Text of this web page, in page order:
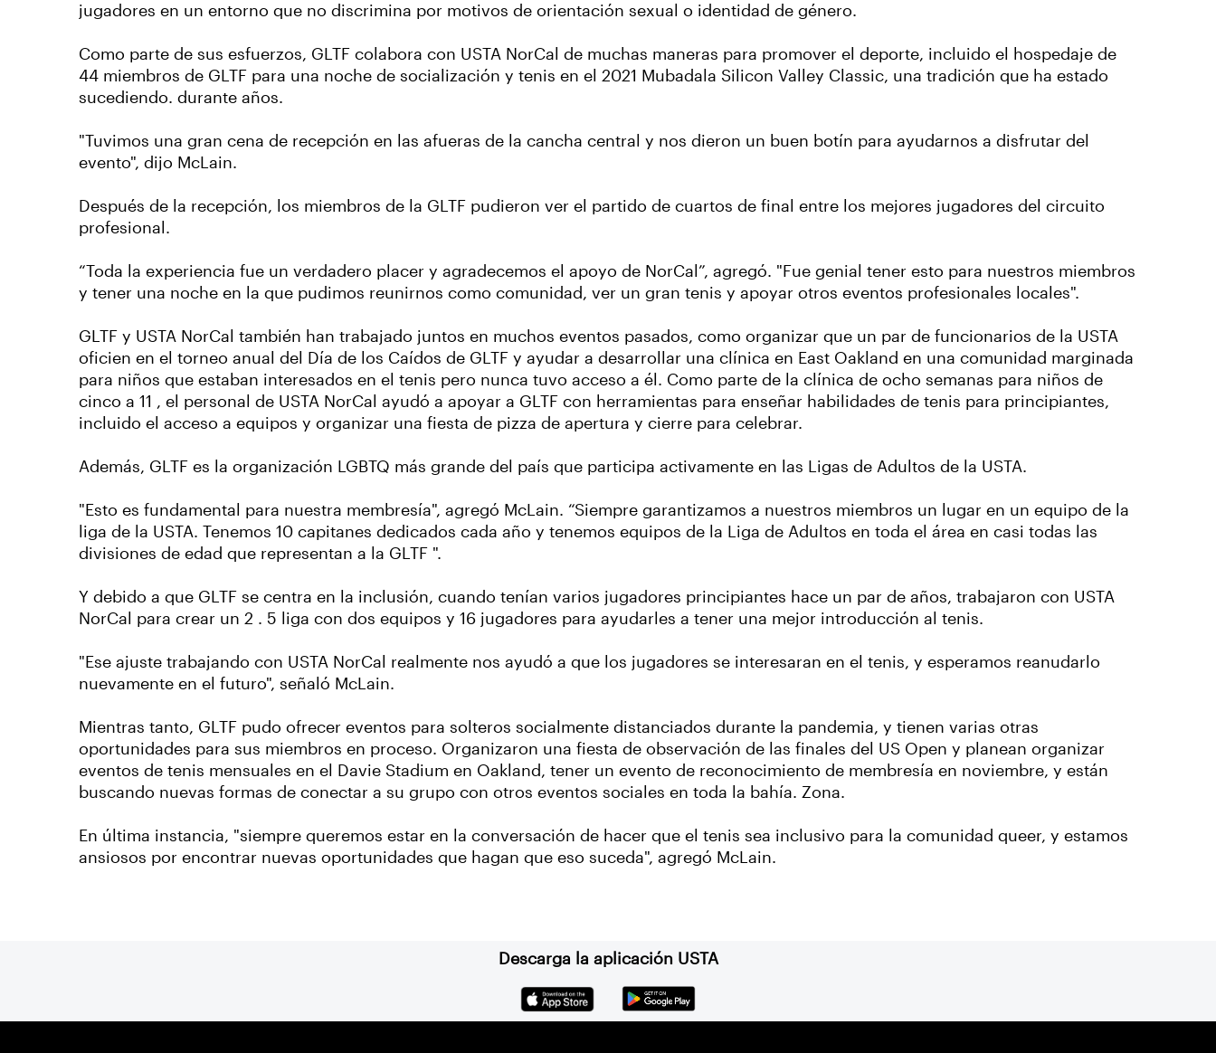
jugadores en un entorno que no discrimina por motivos de orientación sexual o identidad de género.
Como parte de sus esfuerzos, GLTF colabora con USTA NorCal de muchas maneras para promover el deporte, incluido el hospedaje de
44 miembros de GLTF para una noche de socialización y tenis en el 2021 Mubadala Silicon Valley Classic, una tradición que ha estado
sucediendo. durante años.
"Tuvimos una gran cena de recepción en las afueras de la cancha central y nos dieron un buen botín para ayudarnos a disfrutar del
evento", dijo McLain.
Después de la recepción, los miembros de la GLTF pudieron ver el partido de cuartos de final entre los mejores jugadores del circuito
profesional.
“Toda la experiencia fue un verdadero placer y agradecemos el apoyo de NorCal”, agregó. "Fue genial tener esto para nuestros miembros
y tener una noche en la que pudimos reunirnos como comunidad, ver un gran tenis y apoyar otros eventos profesionales locales".
GLTF y USTA NorCal también han trabajado juntos en muchos eventos pasados, como organizar que un par de funcionarios de la USTA
oficien en el torneo anual del Día de los Caídos de GLTF y ayudar a desarrollar una clínica en East Oakland en una comunidad marginada
para niños que estaban interesados en el tenis pero nunca tuvo acceso a él. Como parte de la clínica de ocho semanas para niños de
cinco a 11 , el personal de USTA NorCal ayudó a apoyar a GLTF con herramientas para enseñar habilidades de tenis para principiantes,
incluido el acceso a equipos y organizar una fiesta de pizza de apertura y cierre para celebrar.
Además, GLTF es la organización LGBTQ más grande del país que participa activamente en las Ligas de Adultos de la USTA.
"Esto es fundamental para nuestra membresía", agregó McLain. “Siempre garantizamos a nuestros miembros un lugar en un equipo de la
liga de la USTA. Tenemos 10 capitanes dedicados cada año y tenemos equipos de la Liga de Adultos en toda el área en casi todas las
divisiones de edad que representan a la GLTF ".
Y debido a que GLTF se centra en la inclusión, cuando tenían varios jugadores principiantes hace un par de años, trabajaron con USTA
NorCal para crear un 2 . 5 liga con dos equipos y 16 jugadores para ayudarles a tener una mejor introducción al tenis.
"Ese ajuste trabajando con USTA NorCal realmente nos ayudó a que los jugadores se interesaran en el tenis, y esperamos reanudarlo
nuevamente en el futuro", señaló McLain.
Mientras tanto, GLTF pudo ofrecer eventos para solteros socialmente distanciados durante la pandemia, y tienen varias otras
oportunidades para sus miembros en proceso. Organizaron una fiesta de observación de las finales del US Open y planean organizar
eventos de tenis mensuales en el Davie Stadium en Oakland, tener un evento de reconocimiento de membresía en noviembre, y están
buscando nuevas formas de conectar a su grupo con otros eventos sociales en toda la bahía. Zona.
En última instancia, "siempre queremos estar en la conversación de hacer que el tenis sea inclusivo para la comunidad queer, y estamos
ansiosos por encontrar nuevas oportunidades que hagan que eso suceda", agregó McLain.
Descarga la aplicación USTA